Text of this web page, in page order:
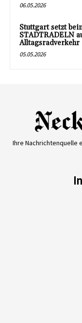
06.05.2026
Stuttgart setzt
STADTRADELN
Alltagsradverkehr
05.05.2026
Ihre Nachrichtenquelle